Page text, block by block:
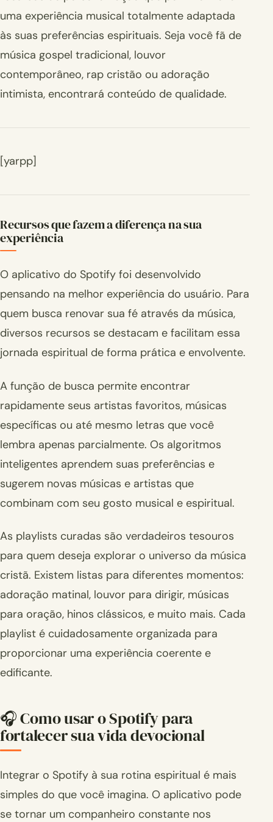
uma experiência musical totalmente adaptada
às suas preferências espirituais. Seja você fã de
música gospel tradicional, louvor
contemporâneo, rap cristão ou adoração
intimista, encontrará conteúdo de qualidade.
[yarpp]
Recursos que fazem a diferença na sua
experiência
O aplicativo do Spotify foi desenvolvido
pensando na melhor experiência do usuário. Para
quem busca renovar sua fé através da música,
diversos recursos se destacam e facilitam essa
jornada espiritual de forma prática e envolvente.
A função de busca permite encontrar
rapidamente seus artistas favoritos, músicas
específicas ou até mesmo letras que você
lembra apenas parcialmente. Os algoritmos
inteligentes aprendem suas preferências e
sugerem novas músicas e artistas que
combinam com seu gosto musical e espiritual.
As playlists curadas são verdadeiros tesouros
para quem deseja explorar o universo da música
cristã. Existem listas para diferentes momentos:
adoração matinal, louvor para dirigir, músicas
para oração, hinos clássicos, e muito mais. Cada
playlist é cuidadosamente organizada para
proporcionar uma experiência coerente e
edificante.
🎧 Como usar o Spotify para
fortalecer sua vida devocional
Integrar o Spotify à sua rotina espiritual é mais
simples do que você imagina. O aplicativo pode
se tornar um companheiro constante nos